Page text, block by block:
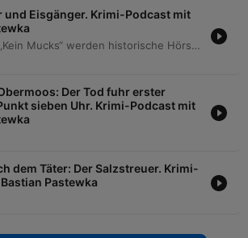
und Eisgänger. Krimi-Podcast mit
In dieser Folge von „Kein Mucks“ werden historische Hörspielschätze aus dem DDR-Archiv präsentiert. Im Mittelpunkt steht das Kriminalhörspiel „Tod im Moor“, in dem die Untersuchung einer alten Moorleiche zu illegalen Schwarzmarktgeschäften und persönlichen Verstrickungen führt, sowie der Krimi „Eisgänger“, der einen Brand in einer Werft an der Ostsee und die damit verbundenen familiären Konflikte thematisiert. Zusätzlich bietet die Episode tiefe Einblicke in die Geschichte des DDR-Krimis. Es wird die Entstehung der Radioserie „Tatbestand“ sowie des Fernsehklassikers „Polizeiruf 110“ beleuchtet und die beeindruckende Karriere des Schauspielers Jürgen Frohrieb nachgezeichnet.
Der Tod fuhr erster
sieben Uhr. Krimi-Podcast mit
dem Täter: Der Salzstreuer. Krimi-
Pastewka